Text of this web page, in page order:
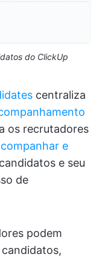
do ClickUp
centraliza
os recrutadores
e
e seu
de
podem